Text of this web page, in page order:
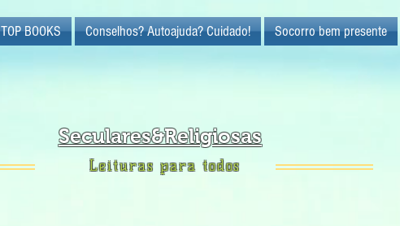
TOP BOOKS Conselhos? Autoajuda? Cuidado! Socorro bem presente
Seculares&Religiosas
Leituras para todos